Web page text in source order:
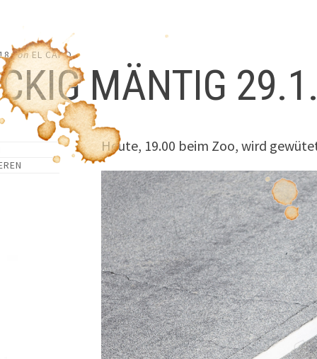
vonEL CAPO
MÄNTIG
Heute, 19.00 beim Zoo, wird